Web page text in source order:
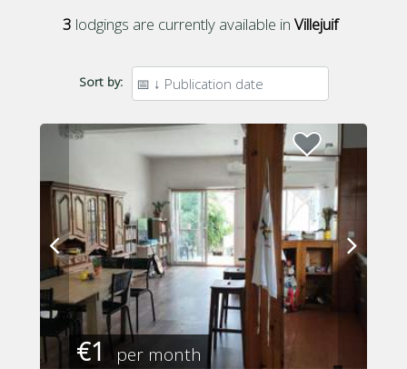
3 lodgings are currently available in Villejuif
Sort by:
€1 per month